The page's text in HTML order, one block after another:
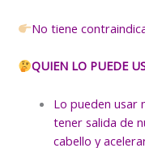
No tiene
QUIEN LO PUEDE
Lo pueden usar
tener salida de
cabello y